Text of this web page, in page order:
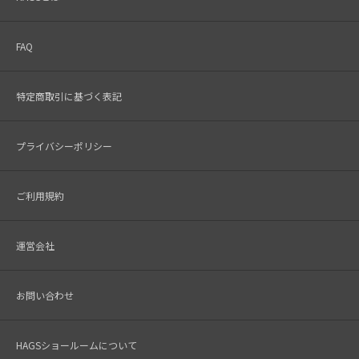
FAQ
特定商取引に基づく表記
プライバシーポリシー
ご利用規約
運営会社
お問い合わせ
HAGSショールームについて